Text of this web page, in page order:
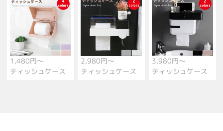
1,480円～
ティッシュケース
2,980円～
ティッシュケース
3,980円～
ティッシュケース